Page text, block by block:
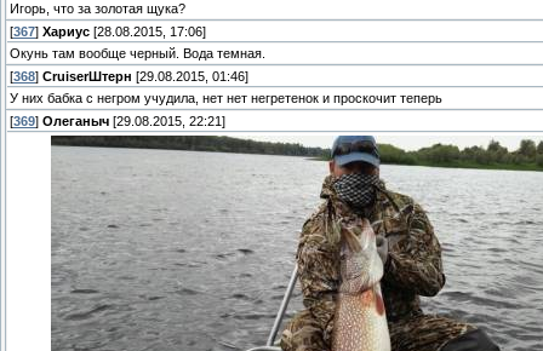
Игорь, что за золотая щука?
[367] Хариус [28.08.2015, 17:06]
Окунь там вообще черный. Вода темная.
[368] СruiserШтерн [29.08.2015, 01:46]
У них бабка с негром учудила, нет нет негретенок и проскочит теперь
[369] Олеганыч [29.08.2015, 22:21]